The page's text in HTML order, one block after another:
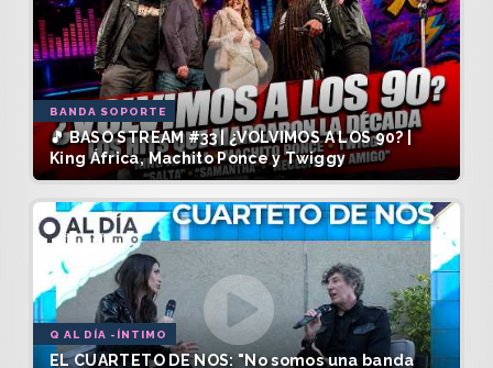
BANDA SOPORTE
🎵 BASO STREAM #33 | ¿VOLVIMOS A LOS 90? |
King África, Machito Ponce y Twiggy
Q AL DÍA -ÍNTIMO
EL CUARTETO DE NOS: "No somos una banda